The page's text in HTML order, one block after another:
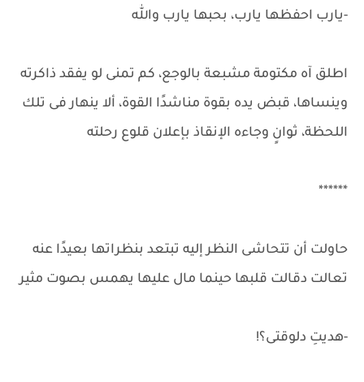
-يارب احفظها يارب، بحبها يارب والله
اطلق آه مكتومة مشبعة بالوجع، كم تمنى لو يفقد ذاكرته
وينساها، قبض يده بقوة مناشدًا القوة، ألا ينهار فى تلك
اللحظة، ثوانٍ وجاءه الإنقاذ بإعلان قلوع رحلته
******
حاولت أن تتحاشى النظر إليه تبتعد بنظراتها بعيدًا عنه
تعالت دقالت قلبها حينما مال عليها يهمس بصوت مثير
-هديتِ دلوقتى؟!